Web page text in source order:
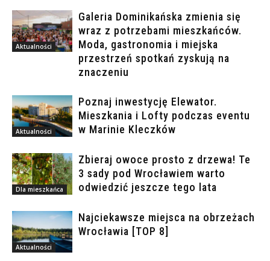
Aktualności
Galeria Dominikańska zmienia się
wraz z potrzebami mieszkańców.
Moda, gastronomia i miejska
przestrzeń spotkań zyskują na
znaczeniu
Aktualności
Poznaj inwestycję Elewator.
Mieszkania i Lofty podczas eventu
w Marinie Kleczków
Dla mieszkańca
Zbieraj owoce prosto z drzewa! Te
3 sady pod Wrocławiem warto
odwiedzić jeszcze tego lata
Aktualności
Najciekawsze miejsca na obrzeżach
Wrocławia [TOP 8]